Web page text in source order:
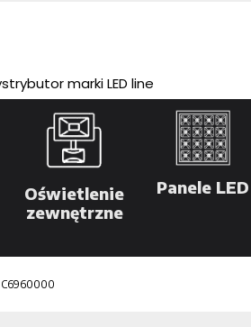
marki LED line
Oświetlenie
zewnętrzne
Panele LED
C6960000